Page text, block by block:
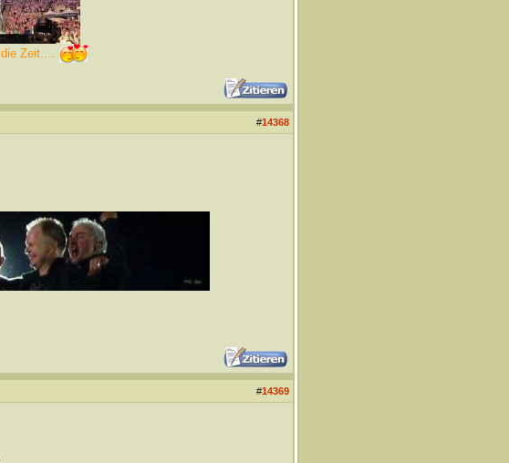
Zeit....
#14368
#14369